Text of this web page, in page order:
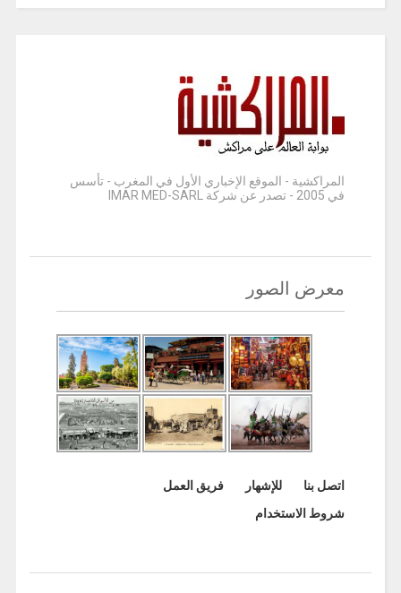
المراكشية - الموقع الإخباري الأول في المغرب - تأسس
في 2005 - تصدر عن شركة IMAR MED-SARL
معرض الصور
اتصل بنا للإشهار
فريق العمل
شروط الاستخدام